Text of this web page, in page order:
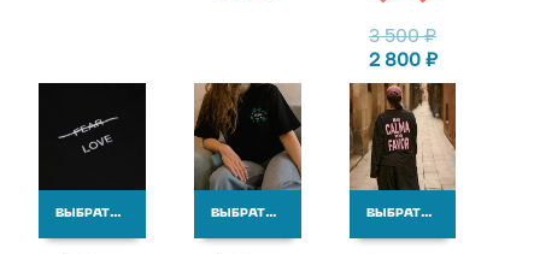
3 500₽
2 800 ₽
ВЫБРАТЬ ВАРИАНТЫ ВЫБРАТЬ ВАРИАНТЫ ВЫБРАТЬ ВАРИАНТЫ